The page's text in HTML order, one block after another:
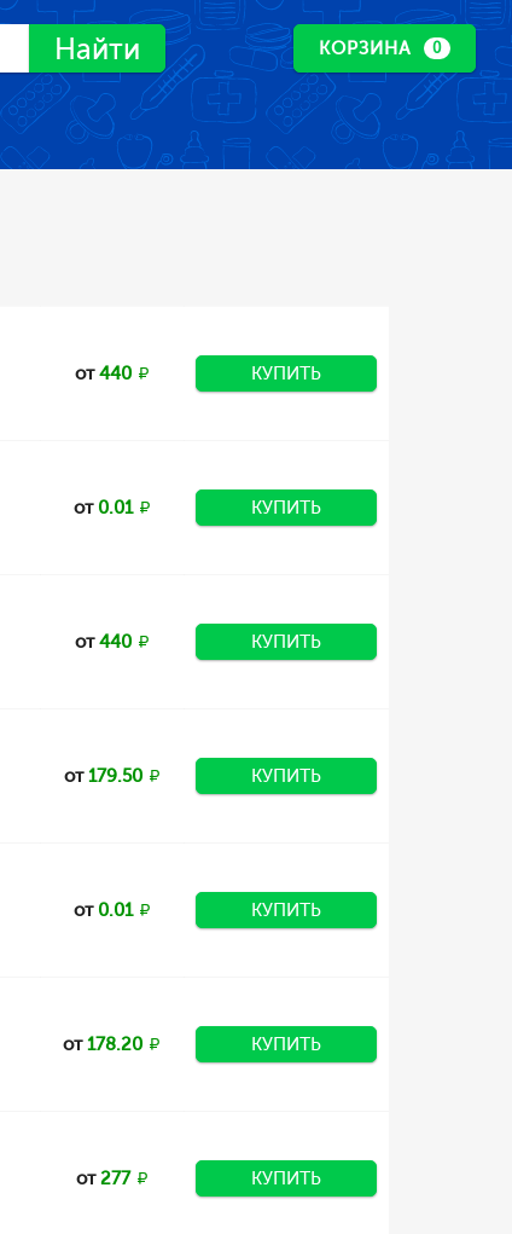
Найти КОРЗИНА 0
от440 КУПИТЬ
от 0.01 КУПИТЬ
от440 КУПИТЬ
от179.50 КУПИТЬ
от 0.01 КУПИТЬ
от178.20 КУПИТЬ
от277 КУПИТЬ